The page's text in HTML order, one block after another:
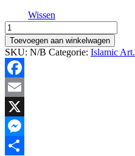
Wissen
Ayat
Air
fresher
in
verschillende
geuren
hoeveelheid
Toevoegen aan winkelwagen
SKU: N/B Categorie: Islamic Art.
Facebook
Email
X
Messenger